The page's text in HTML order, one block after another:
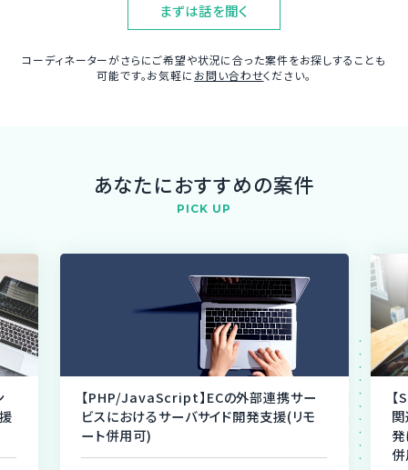
まずは話を聞く
コーディネーターがさらにご希望や状況に合った案件をお探しすることも
可能です。お気軽に お問い合わせください。
あなたにおすすめの案件
PICK UP
【PHP/JavaScript】ECの外部連携サー
ビスにおけるサーバサイド開発支援(リモ
ート併用可)
発